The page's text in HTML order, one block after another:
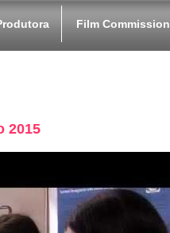
Film Commission
2015